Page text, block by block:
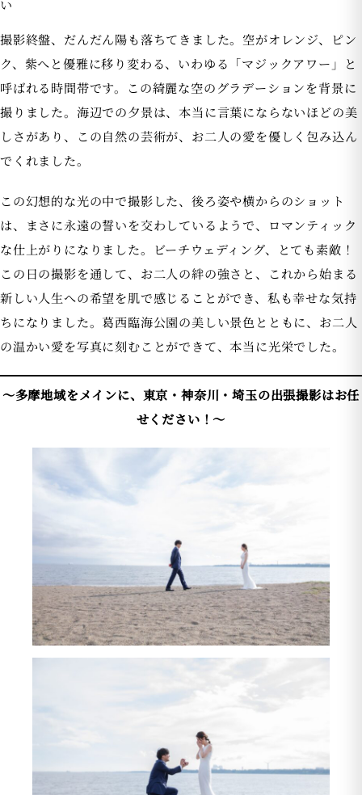
い
撮影終盤、だんだん陽も落ちてきました。空がオレンジ、ピン
ク、紫へと優雅に移り変わる、いわゆる「マジックアワー」と
呼ばれる時間帯です。この綺麗な空のグラデーションを背景に
撮りました。海辺での夕景は、本当に言葉にならないほどの美
しさがあり、この自然の芸術が、お二人の愛を優しく包み込ん
でくれました。
この幻想的な光の中で撮影した、後ろ姿や横からのショット
は、まさに永遠の誓いを交わしているようで、ロマンティック
な仕上がりになりました。ビーチウェディング、とても素敵！
この日の撮影を通して、お二人の絆の強さと、これから始まる
新しい人生への希望を肌で感じることができ、私も幸せな気持
ちになりました。葛西臨海公園の美しい景色とともに、お二人
の温かい愛を写真に刻むことができて、本当に光栄でした。
〜多摩地域をメインに、東京・神奈川・埼玉の出張撮影はお任
せください！〜